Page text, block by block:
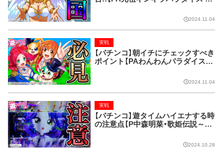
2024.11.04
【パチンコ】朝イチにチェックすべき
ポイント【PAわんわんパラダイスC
実戦
2024.11.04
【パチンコ】遊タイムハイエナする時
の注意点【P中森明菜・歌姫伝説～BL
実戦
2024.10.28